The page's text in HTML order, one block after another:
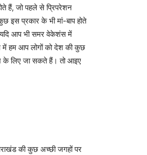
हैं, जो पहले से प्रिपरेशन
प्रकार के भी मां-बाप होते
आप भी समर वेकेशंस में
में हम आप लोगों को देश की कुछ
के लिए जा सकते हैं। तो आइए
की कुछ अच्छी जगहों पर